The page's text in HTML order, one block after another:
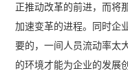
正推动改革的前进，而将
加速变革的进程。同时企
要的，一间人员流动率太
的环境才能为企业的发展